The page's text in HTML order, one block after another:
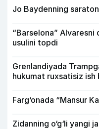
Jo Baydenning
“Barselona” Alvaresni
usulini topdi
Grenlandiyada
hukumat ruxsatisiz ish
Farg‘onada “Mansur
Zidanning o‘g‘li yangi